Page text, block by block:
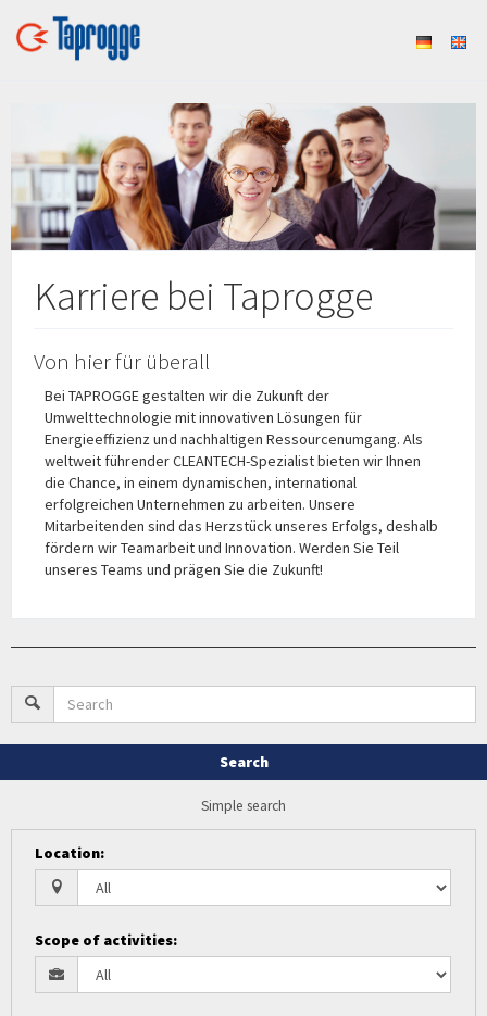
Karriere bei Taprogge
Von hier für überall
Bei TAPROGGE gestalten wir die Zukunft der
Umwelttechnologie mit innovativen Lösungen für
Energieeffizienz und nachhaltigen Ressourcenumgang. Als
weltweit führender CLEANTECH-Spezialist bieten wir Ihnen
die Chance, in einem dynamischen, international
erfolgreichen Unternehmen zu arbeiten. Unsere
Mitarbeitenden sind das Herzstück unseres Erfolgs, deshalb
fördern wir Teamarbeit und Innovation. Werden Sie Teil
unseres Teams und prägen Sie die Zukunft!
Search
Simple search
Location:
Scope of activities: